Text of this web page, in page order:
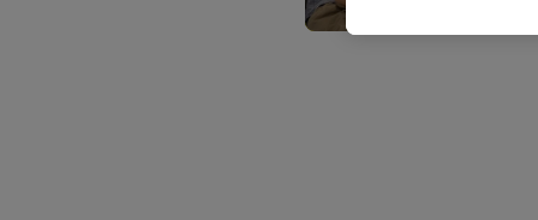
Kaufverhalten in den
genauen